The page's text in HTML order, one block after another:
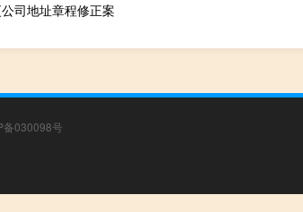
司地址章程修正案
备030098号